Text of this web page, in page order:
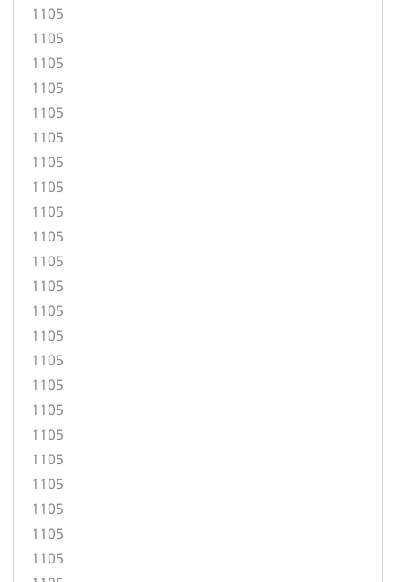
1105
1105
1105
1105
1105
1105
1105
1105
1105
1105
1105
1105
1105
1105
1105
1105
1105
1105
1105
1105
1105
1105
1105